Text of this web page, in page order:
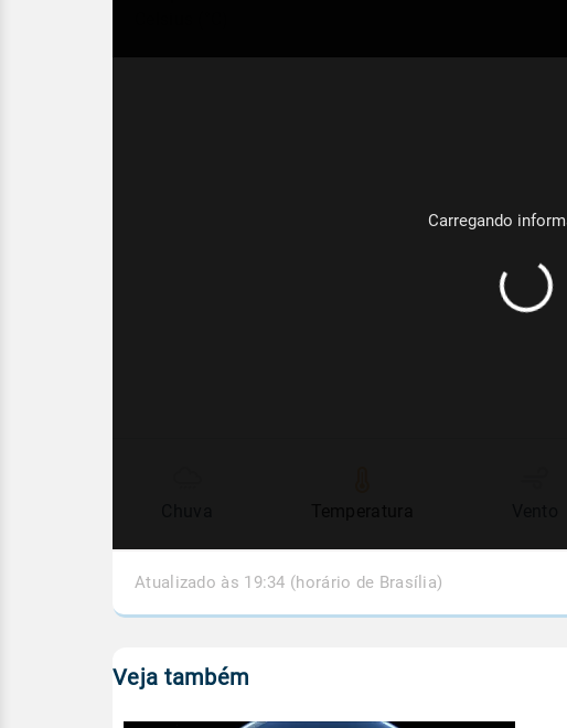
Atualizado às 19:34 (horário de Brasília)
Veja também